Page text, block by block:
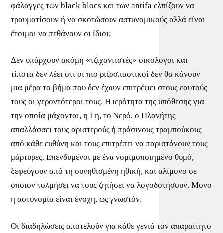
φάλαγγες των black blocs και των antifa ελπίζουν να
τραυματίσουν ή να σκοτώσουν αστυνομικούς αλλά είναι
έτοιμοι να πεθάνουν οι ίδιοι;
Δεν υπάρχουν ακόμη «τζιχαντιστές» οικολόγοι και
τίποτα δεν λέει ότι οι πιο ριζοσπαστικοί δεν θα κάνουν
μια μέρα το βήμα που δεν έχουν επιτρέψει στους εαυτούς
τους οι γεροντότεροι τους. Η ιερότητα της υπόθεσης για
την οποία μάχονται, η Γη, το Νερό, ο Πλανήτης
απαλλάσσει τους αριστερούς ή πράσινους τραμπούκους
από κάθε ευθύνη και τους επιτρέπει να παριστάνουν τους
μάρτυρες. Επενδυμένοι με ένα νομιμοποιημένο θυμό,
ξεφεύγουν από τη συνηθισμένη ηθική, και αλίμονο σε
όποιον τολμήσει να τους ζητήσει να λογοδοτήσουν. Μόνο
η αστυνομία είναι ένοχη, ως γνωστόν.
Οι διαδηλώσεις αποτελούν για κάθε γενιά τον απαραίτητο